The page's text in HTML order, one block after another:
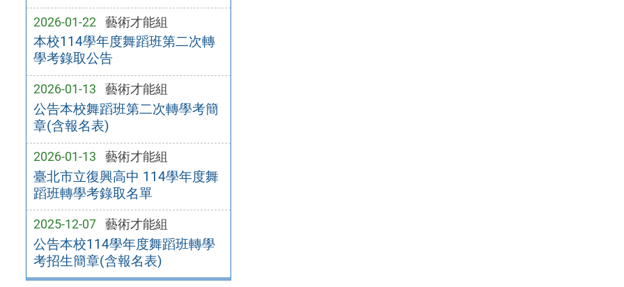
2026-01-22 藝術才能組
本校114學年度舞蹈班第二次轉
學考錄取公告
2026-01-13 藝術才能組
公告本校舞蹈班第二次轉學考簡
章(含報名表)
2026-01-13 藝術才能組
臺北市立復興高中 114學年度舞
蹈班轉學考錄取名單
2025-12-07 藝術才能組
公告本校114學年度舞蹈班轉學
考招生簡章(含報名表)